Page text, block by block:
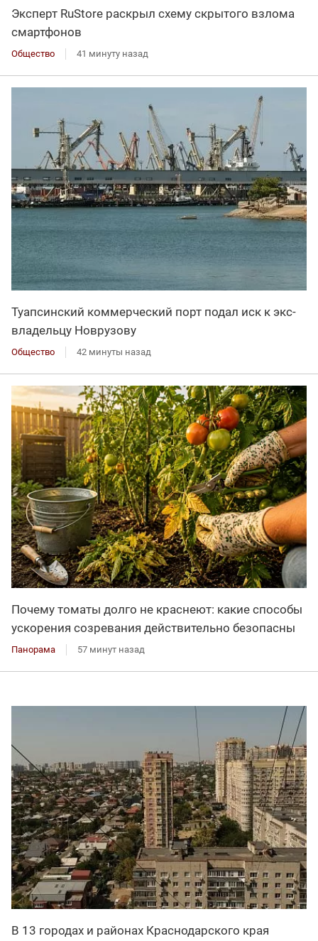
Эксперт RuStore раскрыл схему скрытого взлома
смартфонов
Общество 41 минуту назад
Туапсинский коммерческий порт подал иск к экс-
владельцу Новрузову
Общество 42 минуты назад
Почему томаты долго не краснеют: какие способы
ускорения созревания действительно безопасны
Панорама 57 минут назад
В 13 городах и районах Краснодарского края